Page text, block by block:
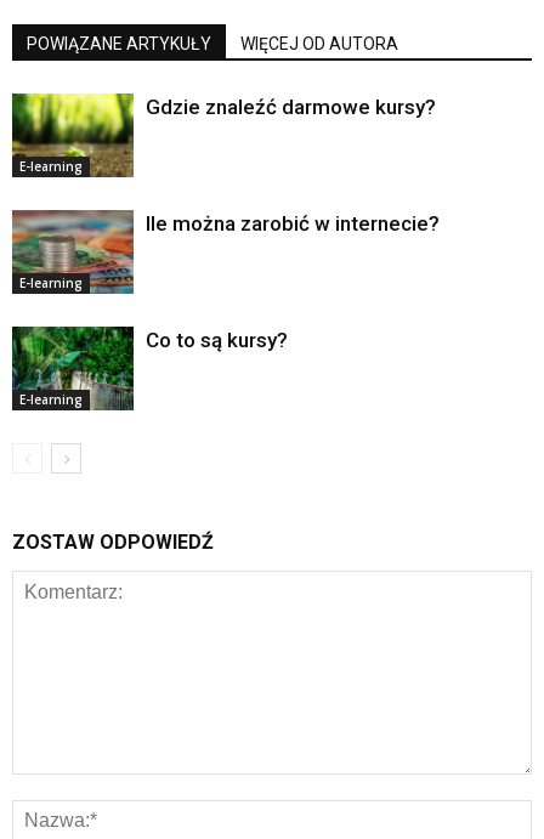
POWIĄZANE ARTYKUŁY WIĘCEJ OD AUTORA
E-learning
Gdzie znaleźć darmowe kursy?
E-learning
Ile można zarobić w internecie?
E-learning
Co to są kursy?
ZOSTAW ODPOWIEDŹ